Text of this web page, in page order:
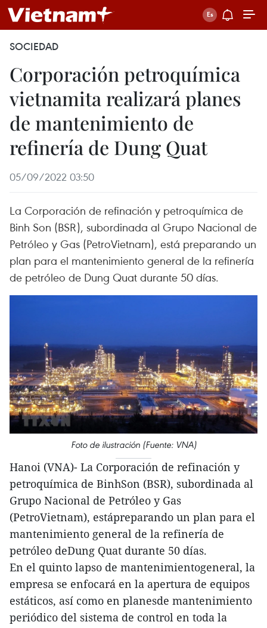
SOCIEDAD
Corporación petroquímica
vietnamita realizará planes
de mantenimiento de
refinería de Dung Quat
05/09/2022 03:50
La Corporación de refinación y petroquímica de
Binh Son (BSR), subordinada al Grupo Nacional de
Petróleo y Gas (PetroVietnam), está preparando un
plan para el mantenimiento general de la refinería
de petróleo de Dung Quat durante 50 días.
Foto de ilustración (Fuente: VNA)
Hanoi (VNA)- La Corporación de refinación y
petroquímica de BinhSon (BSR), subordinada al
Grupo Nacional de Petróleo y Gas
(PetroVietnam), estápreparando un plan para el
mantenimiento general de la refinería de
petróleo deDung Quat durante 50 días.
En el quinto lapso de mantenimientogeneral, la
empresa se enfocará en la apertura de equipos
estáticos, así como en planesde mantenimiento
periódico del sistema de control en toda la